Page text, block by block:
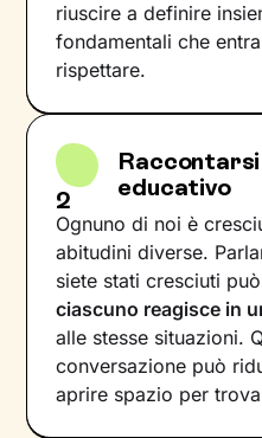
riuscire a definire
fondamentali che
rispettare.
2
educativo
Ognuno di noi è
abitudini diverse.
siete stati cresciuti
ciascuno reagisce in
alle stesse situazioni.
conversazione può
aprire spazio per